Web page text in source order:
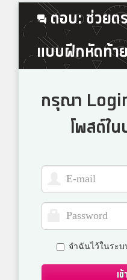
ตอบ: ช่วยต
แบบฝึกหัดท้า
กรุณา
โพสต์ใ
จำฉันไว้ในระบ
เ